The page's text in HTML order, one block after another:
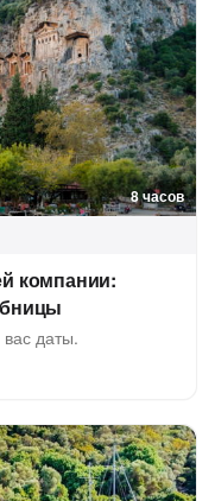
8 часов
компании:
даты.